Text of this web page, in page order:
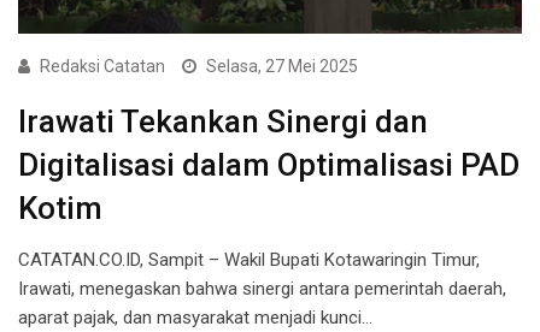
Redaksi Catatan Selasa, 27 Mei 2025
Irawati Tekankan Sinergi dan
Digitalisasi dalam Optimalisasi PAD
Kotim
CATATAN.CO.ID, Sampit – Wakil Bupati Kotawaringin Timur,
Irawati, menegaskan bahwa sinergi antara pemerintah daerah,
aparat pajak, dan masyarakat menjadi kunci…